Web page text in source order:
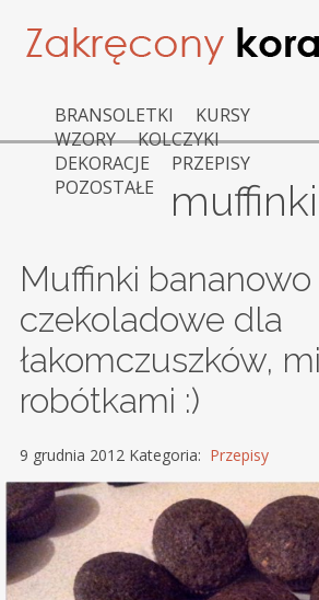
BRANSOLETKI
KURSY
WZORY
KOLCZYKI
DEKORACJE
PRZEPISY
POZOSTAŁE
muffinki
Muffinki bananowo
czekoladowe dla
łakomczuszków,
robótkami :)
9 grudnia 2012 Kategoria: Przepisy